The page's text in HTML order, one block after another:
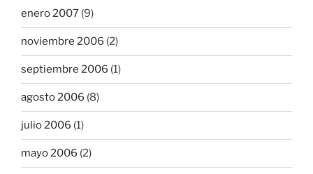
enero 2007 (9)
noviembre 2006 (2)
septiembre 2006 (1)
agosto 2006 (8)
julio 2006 (1)
mayo 2006 (2)